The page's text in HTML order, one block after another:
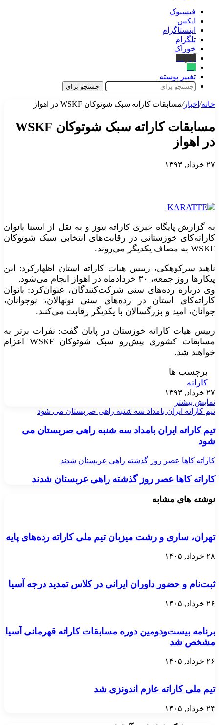
فیسبوک
ایکس
اینستاگرام
تلگرام
خوراک
تغییر پوسته
جستجو برای
خانه/ اخبار/مسابقات کاراته سبک شوتوکان WSKF در اهواز
مسابقات کاراته سبک شوتوکان WSKF
در اهواز
۲۷ خرداد, ۱۳۹۳
به گزارش پایگاه خبری کاراته نیوز و به نقل از ایسنا بانوان
کاراته‌کای خوزستانی در رقابت‌های انتخابی سبک شوتوکان
WSKF به مصاف یکدیگر می‌روند.
ناهید سرکوهکی، رییس هیات کاراته استان اظهارکرد: این
پیکارها روز جمعه، ۳۰ خردادماه در اهواز انجام می‌شود.
وی درباره رده‌های سنی شرکت‌کنندگان، عنوان‌کرد:‌ بانوان
کاراته‌کای استان در رده‌های سنی نونهالان، نوجوانان،
جوانان، امید و بزرگسالان با یکدیگر رقابت می‌کنند.
رییس هیات کاراته خوزستان در پایان گفت: نفرات برتر به
مسابقات کشوری پیش‌رو سبک شوتوکان WSKF اعزام
خواهند شد.
برچسب ها
کاراته
۲۷ خرداد, ۱۳۹۳
نمایش بیشتر
تیم کاراته ایران بامداد سه شنبه راهی صربستان می شود
تیم کاراته ایران بامداد سه شنبه راهی صربستان می
شود
کاراته کاها عصر روز گذشته راهی عربستان شدند
کاراته کاها عصر روز گذشته راهی عربستان شدند
نوشته های مشابه
تهران، ساری و رشت میزبان تیم ملی کاراته رده‌های پایه
۲۸ خرداد, ۱۴۰۵
ثبت‌نام و حضور داوران ایرانی در کلاس تمدید درجه آسیا
۲۶ خرداد, ۱۴۰۵
برنامه بیست‌ودومین دوره مسابقات کاراته قهرمانی آسیا
مشخص شد
۲۶ خرداد, ۱۴۰۵
تیم ملی کاراته عازم اندونزی شد
۲۴ خرداد, ۱۴۰۵